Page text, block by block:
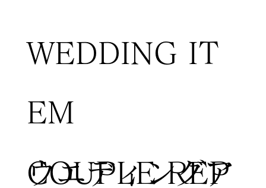
COUPLE REP
WEDDING IT
EM
​ウエディングア